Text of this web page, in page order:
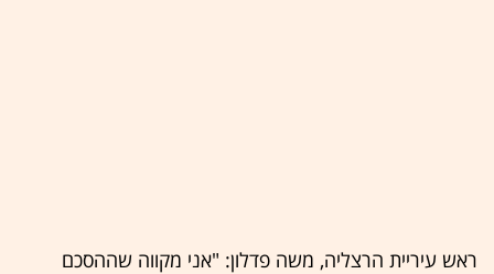
ראש עיריית הרצליה, משה פדלון: "אני מקווה שההסכם